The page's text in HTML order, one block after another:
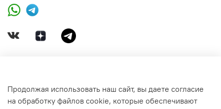
СВЯЗАТЬСЯ С НАМИ
Продолжая использовать наш сайт, вы даете согласие
на обработку файлов cookie, которые обеспечивают